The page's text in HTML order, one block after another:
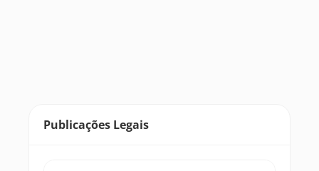
Publicações Legais